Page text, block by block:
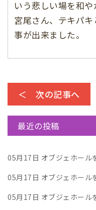
いう悲しい場を和や
宮尾さん、テキパ
事が出来ました。
＜ 次の記事へ
最近の投稿
05月17日 オブジェホール
05月17日 オブジェホール
05月17日 オブジェホール